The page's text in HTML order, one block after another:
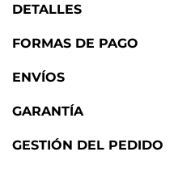
DETALLES
FORMAS DE PAGO
ENVÍOS
GARANTÍA
GESTIÓN DEL PEDIDO